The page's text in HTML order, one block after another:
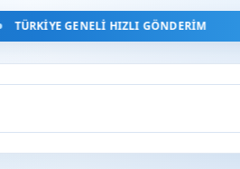
TÜRKIYE GENELI HIZLI GÖNDERIM